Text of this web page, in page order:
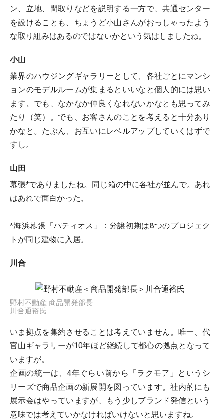
ン、立地、間取りなどを説明する一方で、共通センター
を設けることも、ちょうど小山さんがおっしゃったよう
な取り組みはあるのではないかという気はしましたね。
小山
業界のハウジングギャラリーとして、各社ごとにマンシ
ョンのモデルルームが集まるといいなと個人的には思い
ます。でも、なかなか仲良くなれないかなとも思ってみ
たり（笑）。でも、お客さんのことを考えると十分あり
かなと。たぶん、お互いにレベルアップしていくはずで
すし。
山田
幕張*でありましたね。同じ箱の中に各社が並んで。あれ
はあれで面白かった。
*海浜幕張「パティオス」：分譲初期は8つのプロジェク
トが同じ建物に入居。
川合
野村不動産 商品開発部長
川合通裕氏
いま拠点を集約させることは考えていません。唯一、代
官山ギャラリーが10年ほど継続して都心の拠点となって
いますが。
企画の統一は、4年ぐらい前から「ラクモア」というシ
リーズで商品企画の新展開を図っています。社内的にも
展示会はやっていますが、もう少しブランド発信という
意味では考えていかなければいけないと思いますね。